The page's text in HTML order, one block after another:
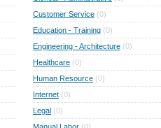
Customer Service (0)
Education - Training (0)
Engineering - Architecture (0)
Healthcare (0)
Human Resource (0)
Internet (0)
Legal (0)